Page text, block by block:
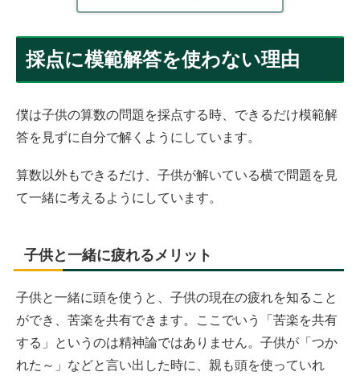
採点に模範解答を使わない理由
僕は子供の算数の問題を採点する時、できるだけ模範解
答を見ずに自分で解くようにしています。
算数以外もできるだけ、子供が解いている横で問題を見
て一緒に考えるようにしています。
子供と一緒に疲れるメリット
子供と一緒に頭を使うと、子供の現在の疲れを知ること
ができ、苦楽を共有できます。ここでいう「苦楽を共有
する」というのは精神論ではありません。子供が「つか
れた～」などと言い出した時に、親も頭を使っていれ